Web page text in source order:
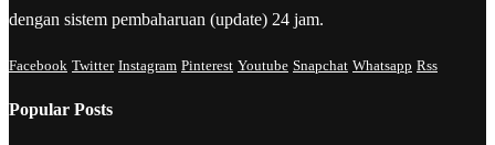
dengan sistem pembaharuan (update) 24 jam.
Facebook Twitter Instagram Pinterest Youtube Snapchat Whatsapp Rss
Popular Posts